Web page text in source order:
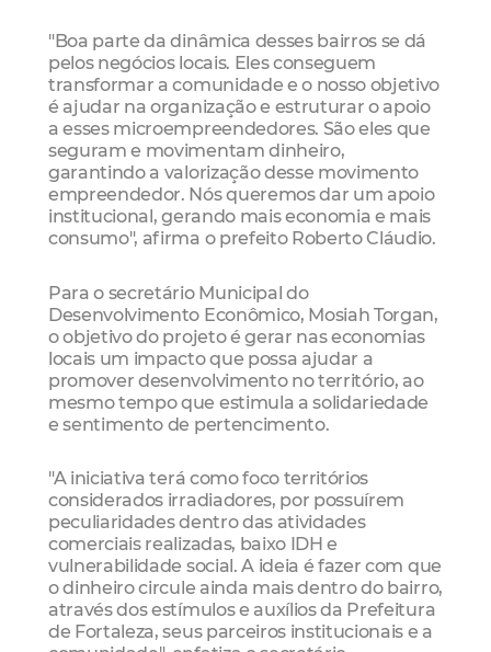
"Boa parte da dinâmica desses bairros se dá
pelos negócios locais. Eles conseguem
transformar a comunidade e o nosso objetivo
é ajudar na organização e estruturar o apoio
a esses microempreendedores. São eles que
seguram e movimentam dinheiro,
garantindo a valorização desse movimento
empreendedor. Nós queremos dar um apoio
institucional, gerando mais economia e mais
consumo", afirma o prefeito Roberto Cláudio.
Para o secretário Municipal do
Desenvolvimento Econômico, Mosiah Torgan,
o objetivo do projeto é gerar nas economias
locais um impacto que possa ajudar a
promover desenvolvimento no território, ao
mesmo tempo que estimula a solidariedade
e sentimento de pertencimento.
"A iniciativa terá como foco territórios
considerados irradiadores, por possuírem
peculiaridades dentro das atividades
comerciais realizadas, baixo IDH e
vulnerabilidade social. A ideia é fazer com que
o dinheiro circule ainda mais dentro do bairro,
através dos estímulos e auxílios da Prefeitura
de Fortaleza, seus parceiros institucionais e a